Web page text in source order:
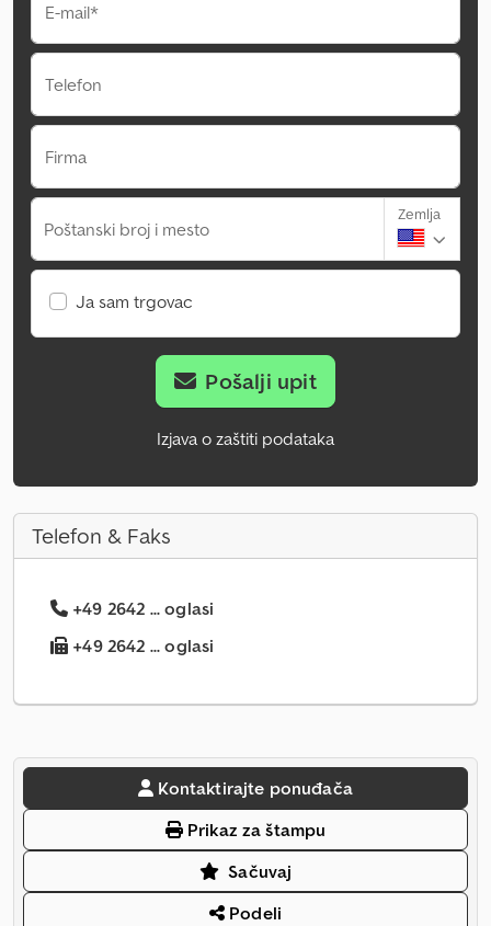
E-mail*
Telefon
Firma
Poštanski broj i mesto
Zemlja
Ja sam trgovac
Pošalji upit
Izjava o zaštiti podataka
Telefon & Faks
+49 2642 ... oglasi
+49 2642 ... oglasi
Kontaktirajte ponuđača
Prikaz za štampu
Sačuvaj
Podeli